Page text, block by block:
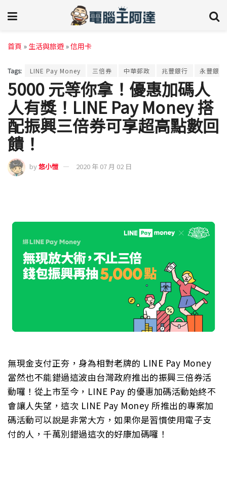
首頁 » 生活與旅遊 »信用卡
Tags: LINE Pay Money 三倍券 中華郵政 兆豐銀行 永豐銀行
5000 元等你拿！優惠加碼人
人有獎！LINE Pay Money 搭
配振興三倍券可享超高點數回
饋！
by悠小愷 2020 年 07 月 02 日
無現金支付正夯，身為相對老牌的 LINE Pay Money
當然也不能錯過這波由台灣政府推出的振興三倍券活
動囉！從上市至今，LINE Pay 的優惠加碼活動始終不
會讓人失望，這次 LINE Pay Money 所推出的專案加
碼活動可以說是非常大方，如果你是習慣使用電子支
付的人，千萬別錯過這次的好康加碼囉！